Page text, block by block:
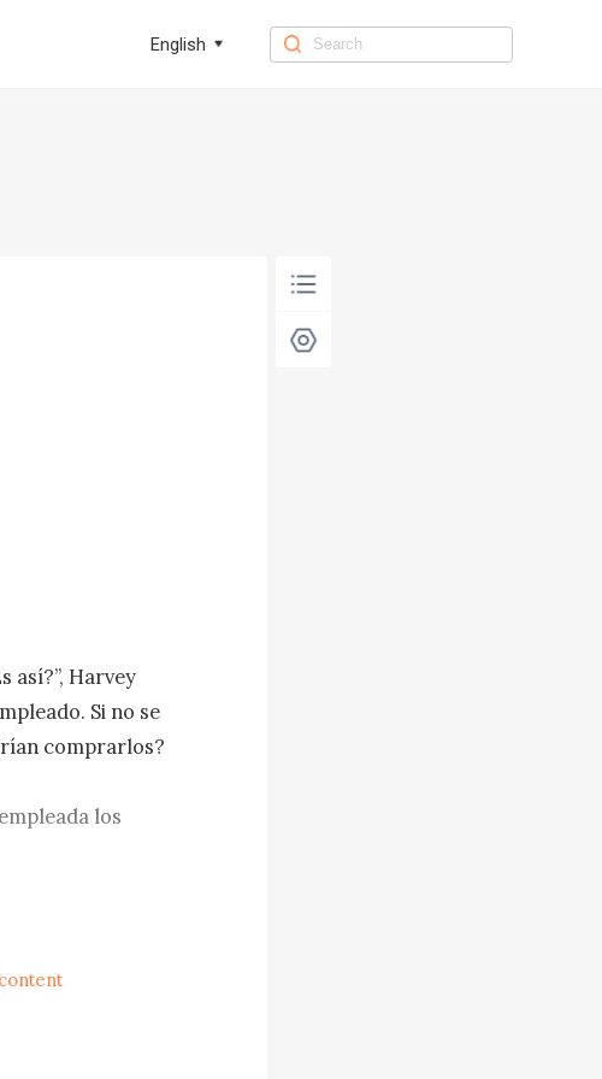
English
así?”, Harvey
Si no se
comprarlos?
los
dificultad
no podía
lugares de los